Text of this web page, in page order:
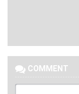
COMMENT